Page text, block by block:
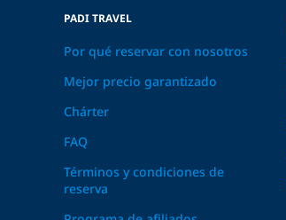
PADI TRAVEL
Por qué reservar con nosotros
Mejor precio garantizado
Chárter
FAQ
Términos y condiciones de
reserva